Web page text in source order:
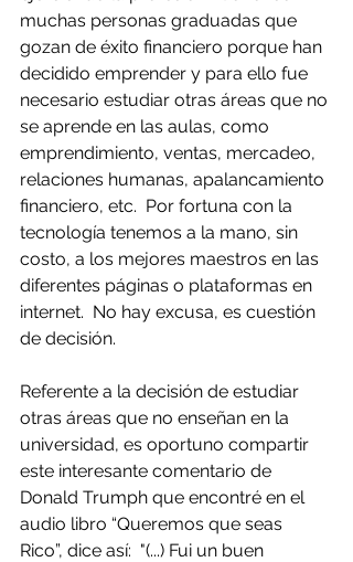
muchas personas graduadas que
gozan de éxito financiero porque han
decidido emprender y para ello fue
necesario estudiar otras áreas que no
se aprende en las aulas, como
emprendimiento, ventas, mercadeo,
relaciones humanas, apalancamiento
financiero, etc.  Por fortuna con la
tecnología tenemos a la mano, sin
costo, a los mejores maestros en las
diferentes páginas o plataformas en
internet.  No hay excusa, es cuestión
de decisión.
Referente a la decisión de estudiar
otras áreas que no enseñan en la
universidad, es oportuno compartir
este interesante comentario de
Donald Trumph que encontré en el
audio libro “Queremos que seas
Rico”, dice así:  "(...) Fui un buen